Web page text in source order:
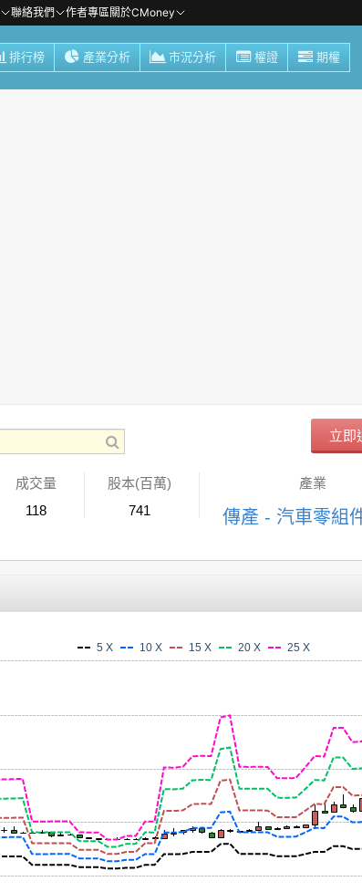
聯絡我們 作者專區關於CMoney
排行榜 產業分析 市況分析 權證 期權
立即
成交量
118
股本(百萬)
741
產業
傳產 - 汽車零組
5 X 10 X 15 X 20 X 25 X